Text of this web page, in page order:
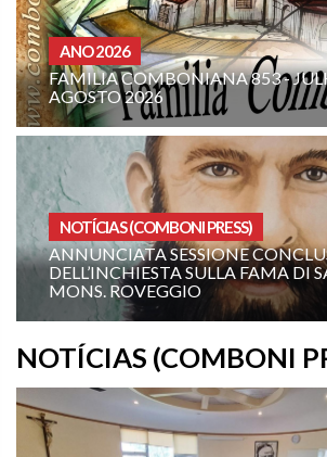
853 - JULHO-
PRESS)
CONCLUSIVA
SULLA FAMA DI SANTITÀ DI
NOTÍCIAS (COMBONI